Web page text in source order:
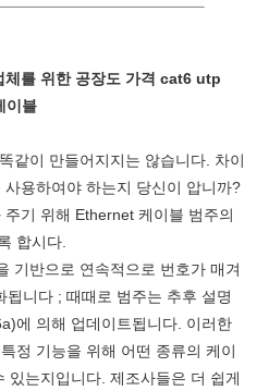
체를 위한 공장도 가격 cat6 utp
이블
같이 만들어지지는 않습니다. 차이
용하여야 하는지 당신이 압니까?
기 위해 Ethernet 케이블 범주의
합시다.
기반으로 연속적으로 번호가 매겨
됩니다 ; 때때로 범주는 추후 설명
에 의해 업데이트됩니다. 이러한
정 기능을 위해 어떤 종류의 케이
있는지입니다. 제조사들은 더 쉽게